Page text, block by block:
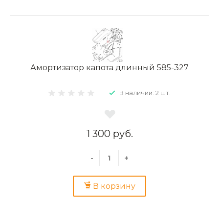
Амортизатор капота длинный 585-327
В наличии: 2 шт.
1 300 руб.
- +
В корзину